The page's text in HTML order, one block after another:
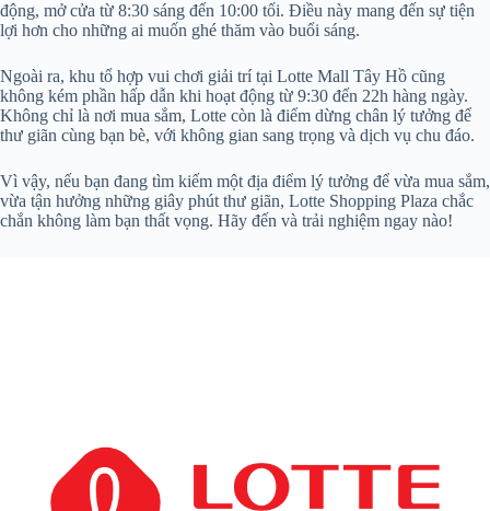
động, mở cửa từ 8:30 sáng đến 10:00 tối. Điều này mang đến sự tiện
lợi hơn cho những ai muốn ghé thăm vào buổi sáng.
Ngoài ra, khu tổ hợp vui chơi giải trí tại Lotte Mall Tây Hồ cũng
không kém phần hấp dẫn khi hoạt động từ 9:30 đến 22h hàng ngày.
Không chỉ là nơi mua sắm, Lotte còn là điểm dừng chân lý tưởng để
thư giãn cùng bạn bè, với không gian sang trọng và dịch vụ chu đáo.
Vì vậy, nếu bạn đang tìm kiếm một địa điểm lý tưởng để vừa mua sắm,
vừa tận hưởng những giây phút thư giãn, Lotte Shopping Plaza chắc
chắn không làm bạn thất vọng. Hãy đến và trải nghiệm ngay nào!